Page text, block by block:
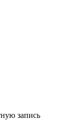
запись